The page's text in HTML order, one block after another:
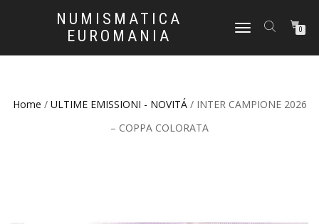
NUMISMATICA
EUROMANIA
NAVIGAZIONE
0
Home / ULTIME EMISSIONI - NOVITÁ/ INTER CAMPIONE 2026
– COPPA COLORATA